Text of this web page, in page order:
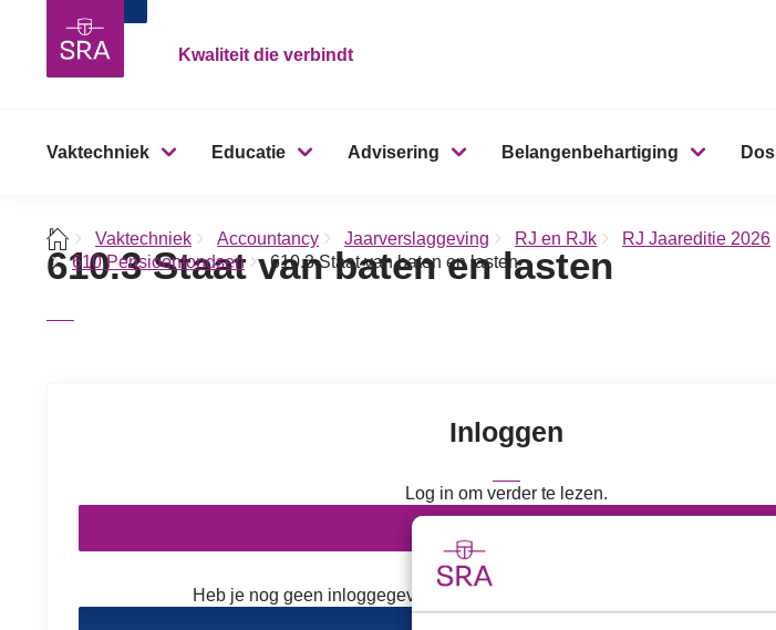
Kwaliteit die verbindt
Vaktechniek Educatie Advisering Belangenbehartiging
Vaktechniek Accountancy Jaarverslaggeving RJ en RJk RJ Jaareditie 2026
610 Pensioenfondsen
610.3 Staat van baten en lasten
610.3 Staat van baten en lasten
Inloggen
Log in om verder te lezen.
Heb je nog geen inloggegevens? Kies hieronder wat voor jou van